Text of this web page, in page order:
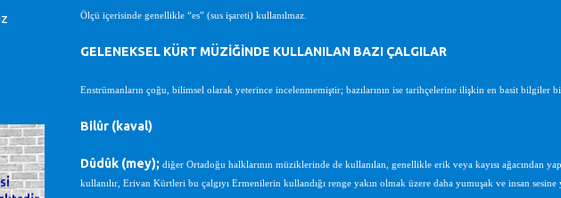
Ölçü içerisinde genellikle “es” (sus işareti) kullanılmaz.
GELENEKSEL KÜRT MÜZİĞİNDE KULLANILAN BAZI ÇALGILAR
Enstrümanların çoğu, bilimsel olarak yeterince incelenmemiştir; bazılarının ise tarihçelerine ilişkin en basit bilgiler
Bilûr (kaval)
Dûdûk (mey);diğer Ortadoğu halklarının müziklerinde de kullanılan, genellikle erik veya kayısı ağacından
kullanılır, Erivan Kürtleri bu çalgıyı Ermenilerin kullandığı renge yakın olmak üzere daha yumuşak ve insan sesine